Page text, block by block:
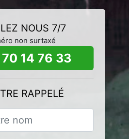
NOUS 7/7
non surtaxé
14 76 33
RAPPELÉ